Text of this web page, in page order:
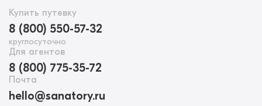
Купить путевку
8 (800) 550-57-32
круглосуточно
Для агентов
8 (800) 775-35-72
Почта
hello@sanatory.ru